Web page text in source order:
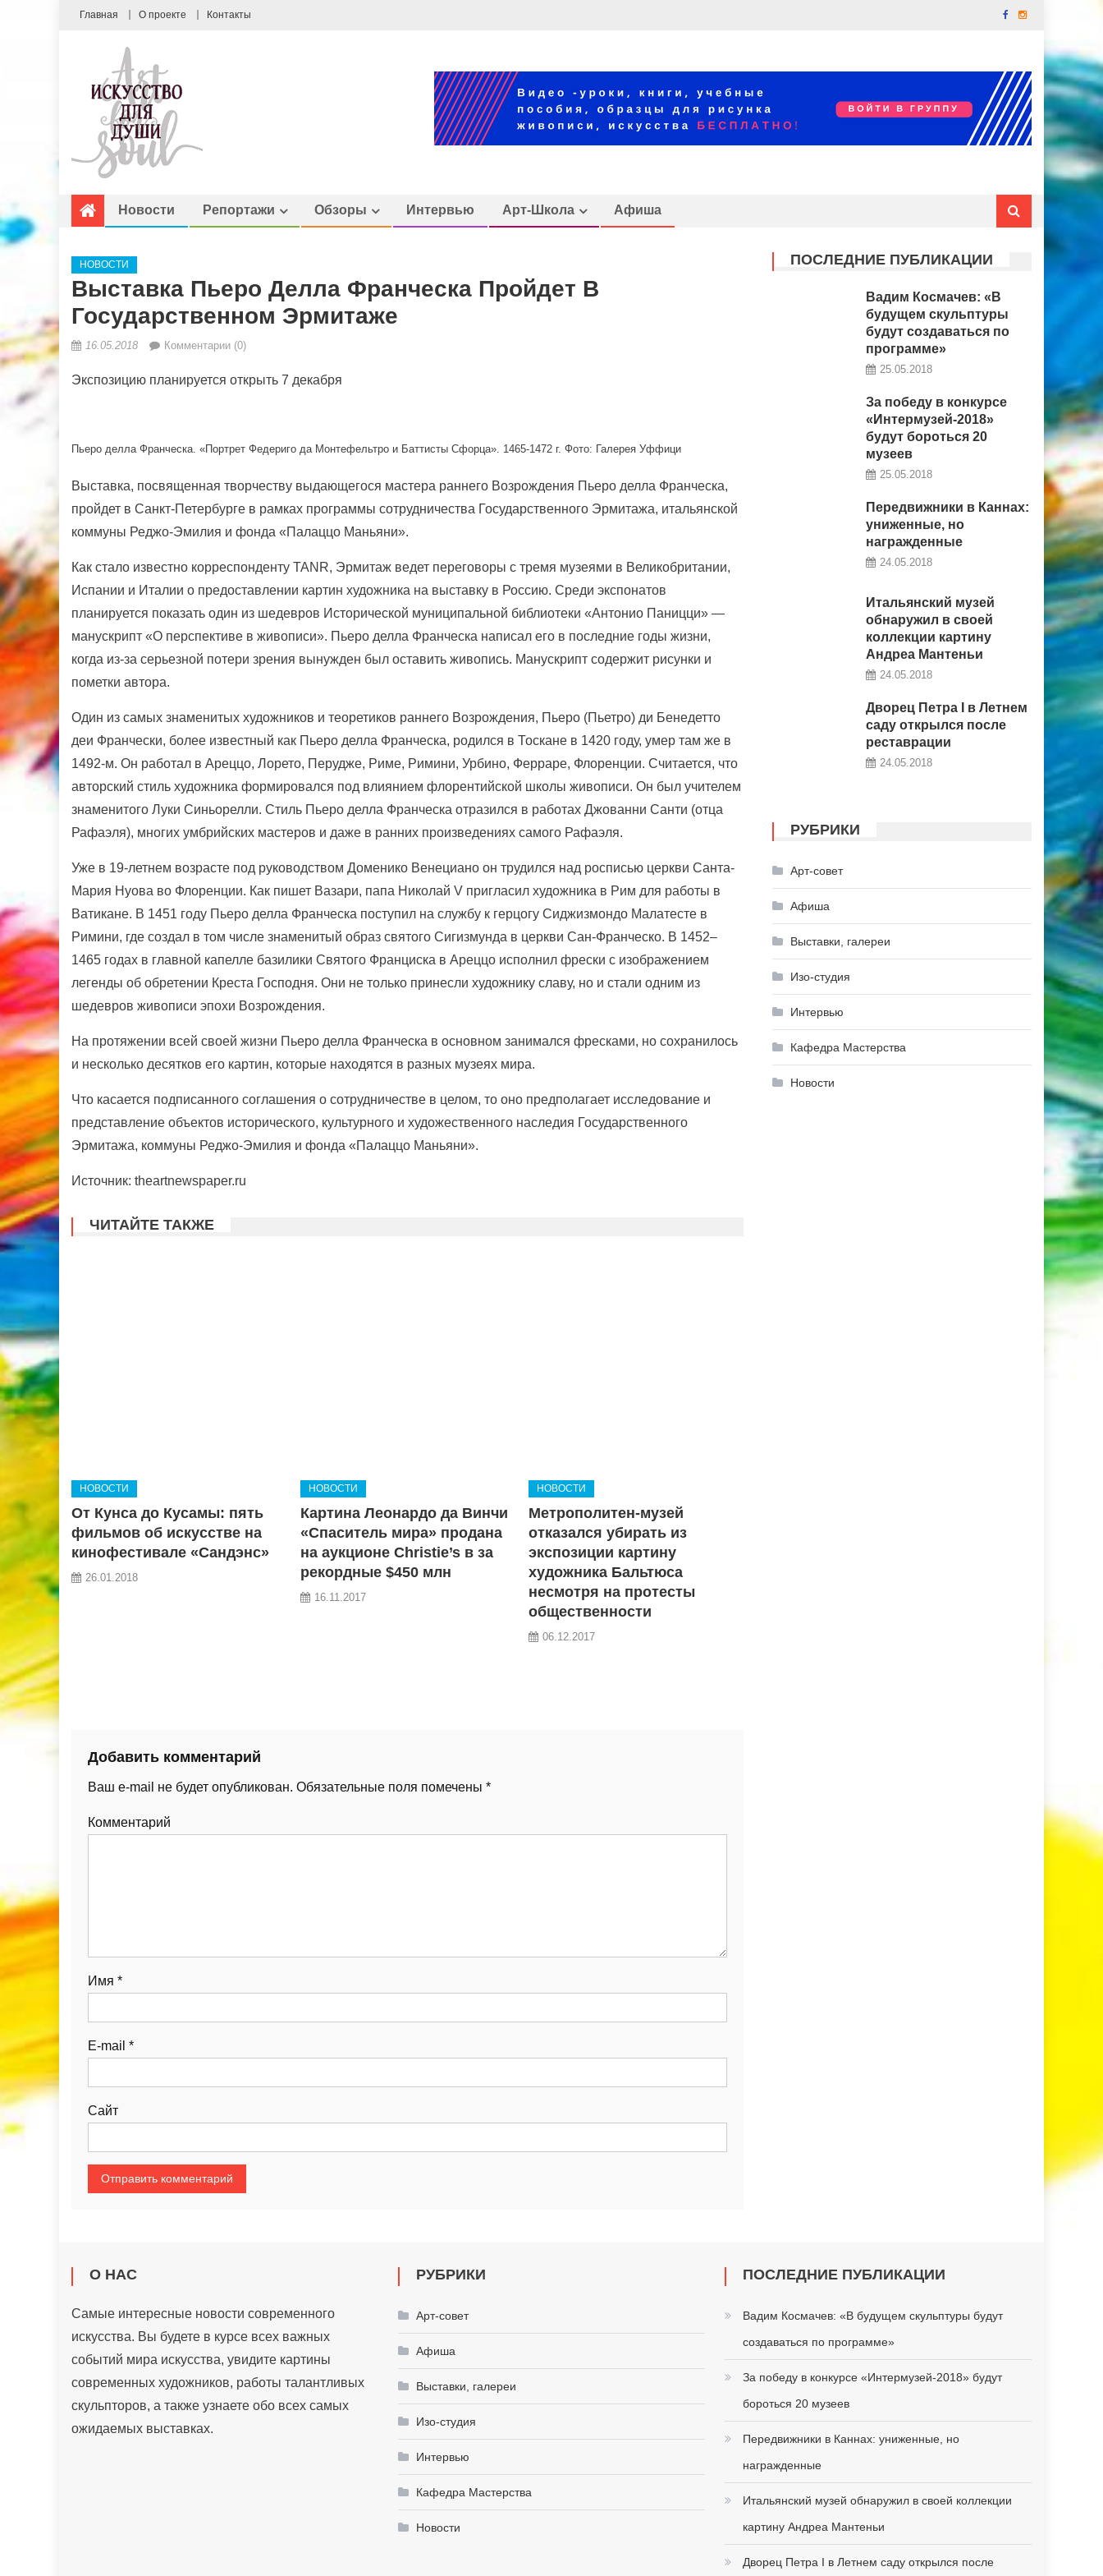
Главная О проекте Контакты
Новости Репортажи Обзоры Интервью Арт-Школа Афиша
НОВОСТИ
Выставка Пьеро Делла Франческа Пройдет В
Государственном Эрмитаже
16.05.2018 Комментарии (0)
Экспозицию планируется открыть 7 декабря
Пьеро делла Франческа. «Портрет Федериго да Монтефельтро и Баттисты Сфорца». 1465-1472 г. Фото: Галерея Уффици
Выставка, посвященная творчеству выдающегося мастера раннего Возрождения Пьеро делла Франческа,
пройдет в Санкт-Петербурге в рамках программы сотрудничества Государственного Эрмитажа, итальянской
коммуны Реджо-Эмилия и фонда «Палаццо Маньяни».
Как стало известно корреспонденту TANR, Эрмитаж ведет переговоры с тремя музеями в Великобритании,
Испании и Италии о предоставлении картин художника на выставку в Россию. Среди экспонатов
планируется показать один из шедевров Исторической муниципальной библиотеки «Антонио Паницци» —
манускрипт «О перспективе в живописи». Пьеро делла Франческа написал его в последние годы жизни,
когда из-за серьезной потери зрения вынужден был оставить живопись. Манускрипт содержит рисунки и
пометки автора.
Один из самых знаменитых художников и теоретиков раннего Возрождения, Пьеро (Пьетро) ди Бенедетто
деи Франчески, более известный как Пьеро делла Франческа, родился в Тоскане в 1420 году, умер там же в
1492-м. Он работал в Ареццо, Лорето, Перудже, Риме, Римини, Урбино, Ферраре, Флоренции. Считается, что
авторский стиль художника формировался под влиянием флорентийской школы живописи. Он был учителем
знаменитого Луки Синьорелли. Стиль Пьеро делла Франческа отразился в работах Джованни Санти (отца
Рафаэля), многих умбрийских мастеров и даже в ранних произведениях самого Рафаэля.
Уже в 19-летнем возрасте под руководством Доменико Венециано он трудился над росписью церкви Санта-
Мария Нуова во Флоренции. Как пишет Вазари, папа Николай V пригласил художника в Рим для работы в
Ватикане. В 1451 году Пьеро делла Франческа поступил на службу к герцогу Сиджизмондо Малатесте в
Римини, где создал в том числе знаменитый образ святого Сигизмунда в церкви Сан-Франческо. В 1452–
1465 годах в главной капелле базилики Святого Франциска в Ареццо исполнил фрески с изображением
легенды об обретении Креста Господня. Они не только принесли художнику славу, но и стали одним из
шедевров живописи эпохи Возрождения.
На протяжении всей своей жизни Пьеро делла Франческа в основном занимался фресками, но сохранилось
и несколько десятков его картин, которые находятся в разных музеях мира.
Что касается подписанного соглашения о сотрудничестве в целом, то оно предполагает исследование и
представление объектов исторического, культурного и художественного наследия Государственного
Эрмитажа, коммуны Реджо-Эмилия и фонда «Палаццо Маньяни».
Источник: theartnewspaper.ru
ЧИТАЙТЕ ТАКЖЕ
НОВОСТИ
От Кунса до Кусамы: пять
фильмов об искусстве на
кинофестивале «Сандэнс»
26.01.2018
НОВОСТИ
Картина Леонардо да Винчи
«Спаситель мира» продана
на аукционе Christie’s в за
рекордные $450 млн
16.11.2017
НОВОСТИ
Метрополитен-музей
отказался убирать из
экспозиции картину
художника Бальтюса
несмотря на протесты
общественности
06.12.2017
Добавить комментарий
Ваш e-mail не будет опубликован. Обязательные поля помечены *
Комментарий
Имя *
E-mail *
Сайт
ПОСЛЕДНИЕ ПУБЛИКАЦИИ
Вадим Космачев: «В
будущем скульптуры
будут создаваться по
программе»
25.05.2018
За победу в конкурсе
«Интермузей-2018»
будут бороться 20
музеев
25.05.2018
Передвижники в Каннах:
униженные, но
награжденные
24.05.2018
Итальянский музей
обнаружил в своей
коллекции картину
Андреа Мантеньи
24.05.2018
Дворец Петра I в Летнем
саду открылся после
реставрации
24.05.2018
РУБРИКИ
Арт-совет
Афиша
Выставки, галереи
Изо-студия
Интервью
Кафедра Мастерства
Новости
О НАС
Самые интересные новости современного
искусства. Вы будете в курсе всех важных
событий мира искусства, увидите картины
современных художников, работы талантливых
скульпторов, а также узнаете обо всех самых
ожидаемых выставках.
РУБРИКИ
Арт-совет
Афиша
Выставки, галереи
Изо-студия
Интервью
Кафедра Мастерства
Новости
ПОСЛЕДНИЕ ПУБЛИКАЦИИ
Вадим Космачев: «В будущем скульптуры будут
создаваться по программе»
За победу в конкурсе «Интермузей-2018» будут
бороться 20 музеев
Передвижники в Каннах: униженные, но
награжденные
Итальянский музей обнаружил в своей коллекции
картину Андреа Мантеньи
Дворец Петра I в Летнем саду открылся после